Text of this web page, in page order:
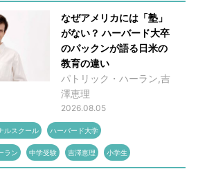
なぜアメリカには「塾」
がない？ ハーバード大卒
のパックンが語る日米の
教育の違い
パトリック・ハーラン,吉
澤恵理
2026.08.05
ルスクール ハーバード大学
ラン 中学受験 吉澤恵理 小学生